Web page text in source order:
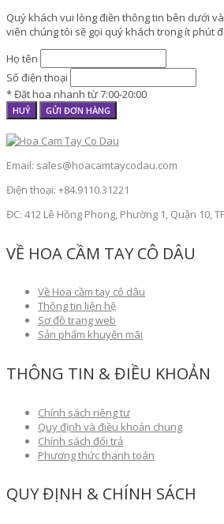
Quý khách vui lòng điền thông tin bên dưới
viên chúng tôi sẽ gọi quý khách trong ít phút
Họ tên
Số điện thoại
* Đặt hoa nhanh từ 7:00-20:00
HUỶ GỬI ĐƠN HÀNG
Email: sales@hoacamtaycodau.com
Điện thoại: +84.9110.31221
ĐC: 412 Lê Hồng Phong, Phường 1, Quận 10,
VỀ HOA CẦM TAY CÔ DÂU
Về Hoa cầm tay cô dâu
Thông tin liên hệ
Sơ đồ trang web
Sản phẩm khuyến mãi
THÔNG TIN & ĐIỀU KHOẢN
Chính sách riêng tư
Quy định và điều khoản chung
Chính sách đổi trả
Phương thức thanh toán
QUY ĐỊNH & CHÍNH SÁCH